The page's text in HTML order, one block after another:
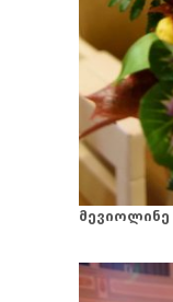
მევიოლინე